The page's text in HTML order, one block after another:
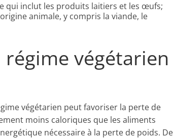
qui inclut les produits laitiers et les œufs;
animale, y compris la viande, le
végétarien
végétarien peut favoriser la perte de
moins caloriques que les aliments
nécessaire à la perte de poids. De